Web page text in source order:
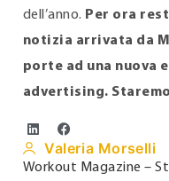
dell’anno. Per ora
notizia arrivata da
porte ad una nuova
advertising.
Valeria Morselli
Workout Magazine –